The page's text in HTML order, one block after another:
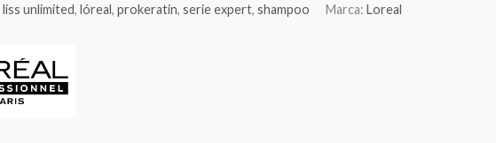
liss unlimited, lóreal, prokeratin, serie expert, shampoo Marca: Loreal